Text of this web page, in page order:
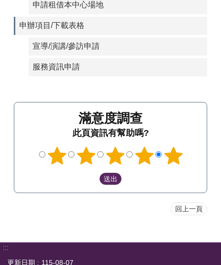
申請租借本中心場地
申辦項目/下載表格
宣導/演講/參訪申請
服務資訊申請
滿意度調查
此頁資訊有幫助嗎?
回上一頁
:::
更新日期 115-08-07